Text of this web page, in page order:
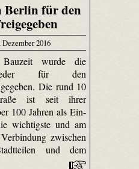
Berlin für den
2016
wurde die
für den
Die rund 10
ist seit ihrer
100 Jahren als Ein-
wichtigste und am
zwischen
und dem